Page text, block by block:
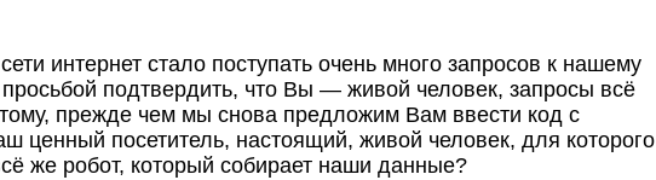
интернет стало поступать очень много запросов к нашему
подтвердить, что Вы — живой человек, запросы всё
прежде чем мы снова предложим Вам ввести код с
ценный посетитель, настоящий, живой человек, для которого
же робот, который собирает наши данные?